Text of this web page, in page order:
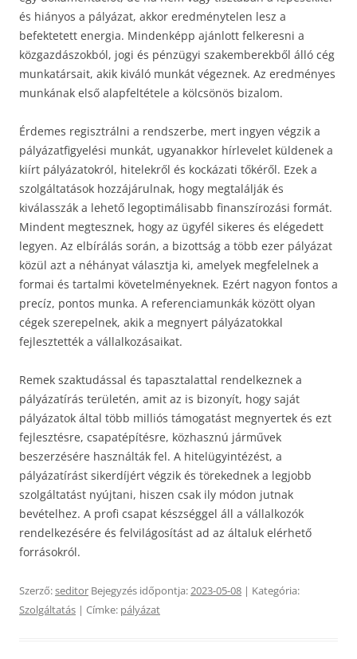
és hiányos a pályázat, akkor eredménytelen lesz a
befektetett energia. Mindenképp ajánlott felkeresni a
közgazdászokból, jogi és pénzügyi szakemberekből álló cég
munkatársait, akik kiváló munkát végeznek. Az eredményes
munkának első alapfeltétele a kölcsönös bizalom.
Érdemes regisztrálni a rendszerbe, mert ingyen végzik a
pályázatfigyelési munkát, ugyanakkor hírlevelet küldenek a
kiírt pályázatokról, hitelekről és kockázati tőkéről. Ezek a
szolgáltatások hozzájárulnak, hogy megtalálják és
kiválasszák a lehető legoptimálisabb finanszírozási formát.
Mindent megtesznek, hogy az ügyfél sikeres és elégedett
legyen. Az elbírálás során, a bizottság a több ezer pályázat
közül azt a néhányat választja ki, amelyek megfelelnek a
formai és tartalmi követelményeknek. Ezért nagyon fontos a
precíz, pontos munka. A referenciamunkák között olyan
cégek szerepelnek, akik a megnyert pályázatokkal
fejlesztették a vállalkozásaikat.
Remek szaktudással és tapasztalattal rendelkeznek a
pályázatírás területén, amit az is bizonyít, hogy saját
pályázatok által több milliós támogatást megnyertek és ezt
fejlesztésre, csapatépítésre, közhasznú járművek
beszerzésére használták fel. A hitelügyintézést, a
pályázatírást sikerdíjért végzik és törekednek a legjobb
szolgáltatást nyújtani, hiszen csak ily módon jutnak
bevételhez. A profi csapat készséggel áll a vállalkozók
rendelkezésére és felvilágosítást ad az általuk elérhető
forrásokról.
Szerző:seditor Bejegyzés időpontja: 2023-05-08 | Kategória:
Szolgáltatás | Címke: pályázat